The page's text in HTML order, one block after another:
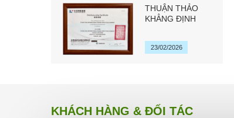
THUẬN THẢO
KHẲNG ĐỊNH
CHÍNH HÃNG TBI
MOTION ĐÀI
23/02/2026
KHÁCH HÀNG & ĐỐI TÁC